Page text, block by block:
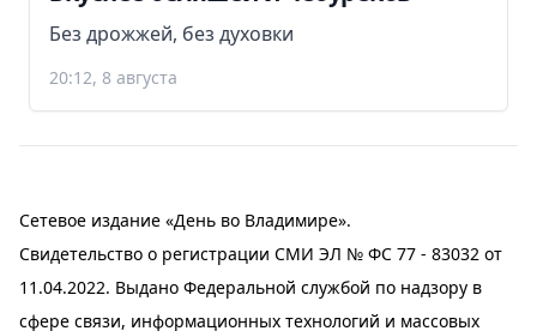
Без дрожжей, без духовки
20:12, 8 августа
Сетевое издание «День во Владимире».
Свидетельство о регистрации СМИ ЭЛ № ФС 77 - 83032 от
11.04.2022. Выдано Федеральной службой по надзору в
сфере связи, информационных технологий и массовых